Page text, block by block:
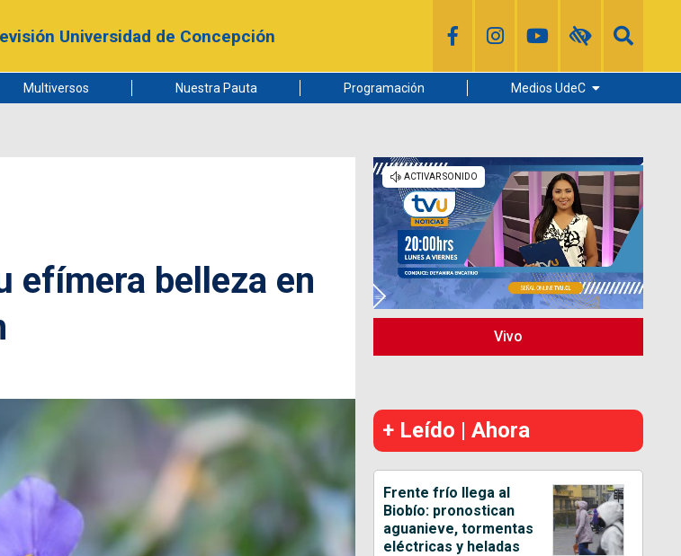
Universidad de Concepción
Multiversos Nuestra Pauta Programación Medios UdeC
Radio UdeC
Noticias UdeC
La Discusión
efímera belleza en
Vivo
+ Leído | Ahora
Frente frío llega al
Biobío: pronostican
aguanieve, tormentas
eléctricas y heladas